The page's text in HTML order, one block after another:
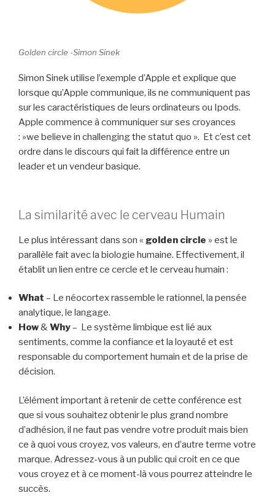
Golden circle -Simon Sinek
Simon Sinek utilise l’exemple d’Apple et explique que
lorsque qu’Apple communique, ils ne communiquent pas
sur les caractéristiques de leurs ordinateurs ou Ipods.
Apple commence à communiquer sur ses croyances
: »we believe in challenging the statut quo ». Et c’est cet
ordre dans le discours qui fait la différence entre un
leader et un vendeur basique.
La similarité avec le cerveau Humain
Le plus intéressant dans son « golden circle » est le
parallèle fait avec la biologie humaine. Effectivement, il
établit un lien entre ce cercle et le cerveau humain :
What – Le néocortex rassemble le rationnel, la pensée
analytique, le langage.
How&Why– Le système limbique est lié aux
sentiments, comme la confiance et la loyauté et est
responsable du comportement humain et de la prise de
décision.
L’élément important à retenir de cette conférence est
que si vous souhaitez obtenir le plus grand nombre
d’adhésion, il ne faut pas vendre votre produit mais bien
ce à quoi vous croyez, vos valeurs, en d’autre terme votre
marque. Adressez-vous à un public qui croit en ce que
vous croyez et à ce moment-là vous pourrez atteindre le
succès.